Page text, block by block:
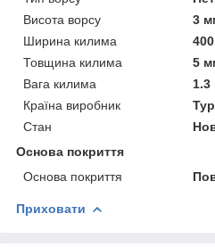
Висота ворсу
3
Ширина килима
Товщина килима
5
Вага килима
1.3
Країна виробник
Стан
Основа покриття
Основа покриття
Приховати